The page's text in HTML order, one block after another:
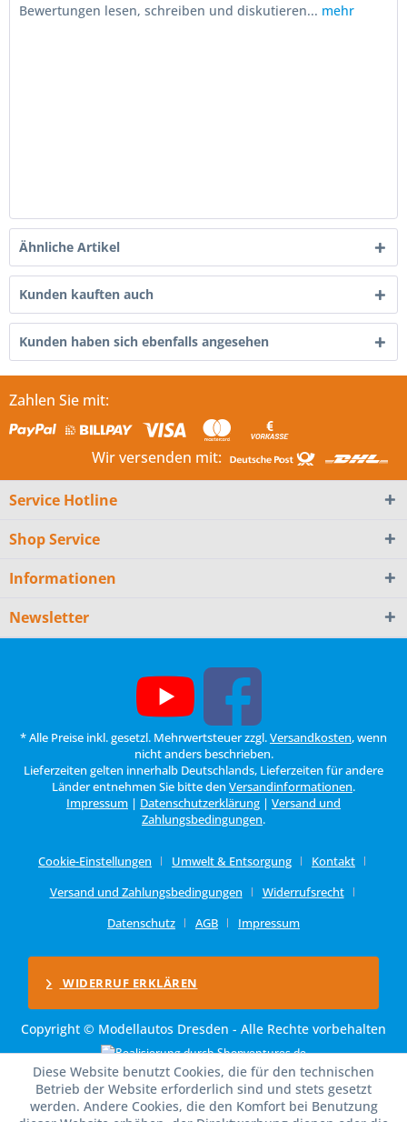
Bewertungen lesen, schreiben und diskutieren... mehr
Ähnliche Artikel
Kunden kauften auch
Kunden haben sich ebenfalls angesehen
Zahlen Sie mit:
Wir versenden mit:
Service Hotline
Shop Service
Informationen
Newsletter
* Alle Preise inkl. gesetzl. Mehrwertsteuer zzgl.Versandkosten, wenn
nicht anders beschrieben.
Lieferzeiten gelten innerhalb Deutschlands, Lieferzeiten für andere
Länder entnehmen Sie bitte den Versandinformationen.
Impressum | Datenschutzerklärung | Versand und
Zahlungsbedingungen.
Cookie-Einstellungen Umwelt & Entsorgung
Kontakt
Versand und Zahlungsbedingungen
Widerrufsrecht
Datenschutz
AGB Impressum
WIDERRUF ERKLÄREN
Copyright © Modellautos Dresden - Alle Rechte vorbehalten
Diese Website benutzt Cookies, die für den technischen
Betrieb der Website erforderlich sind und stets gesetzt
werden. Andere Cookies, die den Komfort bei Benutzung